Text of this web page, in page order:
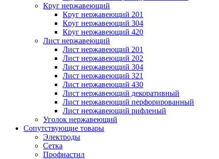
Круг нержавеющий
Круг нержавеющий 201
Круг нержавеющий 304
Круг нержавеющий 420
Лист нержавеющий
Лист нержавеющий 201
Лист нержавеющий 202
Лист нержавеющий 304
Лист нержавеющий 321
Лист нержавеющий 430
Лист нержавеющий декоративный
Лист нержавеющий перфорированный
Лист нержавеющий рифленый
Уголок нержавеющий
Cопутствующие товары
Электроды
Сетка
Профнастил